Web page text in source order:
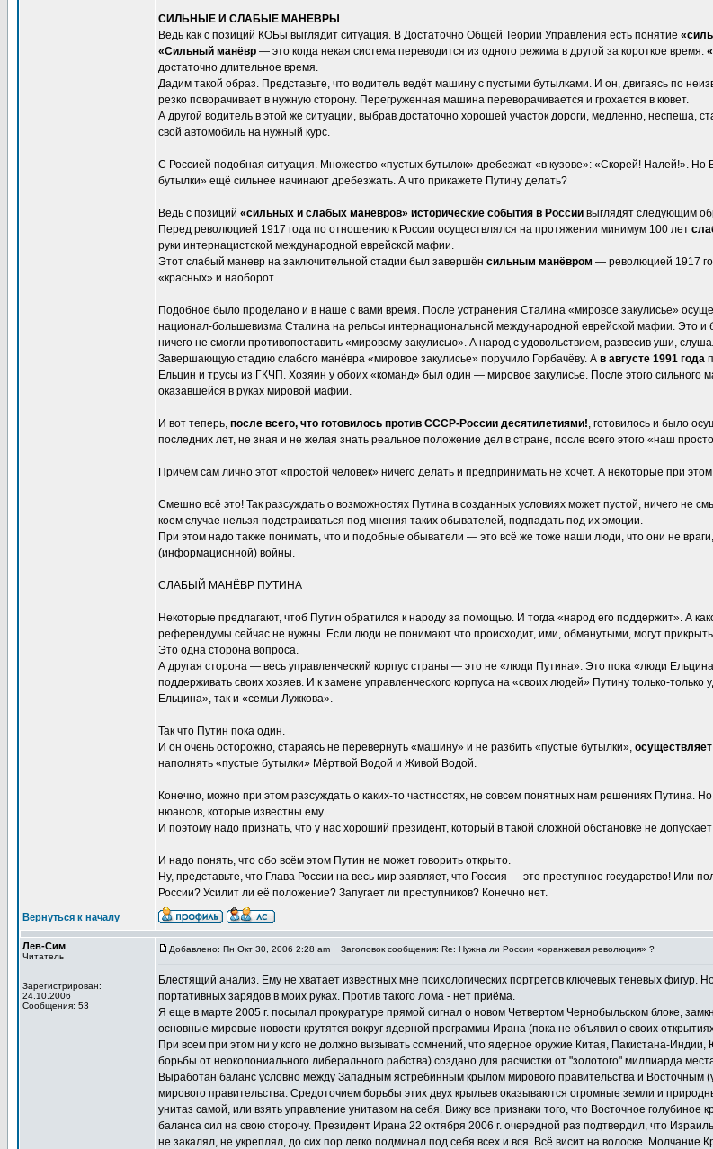
СИЛЬНЫЕ И СЛАБЫЕ МАНЁВРЫ
Ведь как с позиций КОБы выглядит ситуация. В Достаточно Общей Теории Управления есть понятие
«Сильный манёвр — это когда некая система переводится из одного режима в другой за короткое время.
достаточно длительное время.
Дадим такой образ. Представьте, что водитель ведёт машину с пустыми бутылками. И он, двигаясь по
резко поворачивает в нужную сторону. Перегруженная машина переворачивается и грохается в кювет.
А другой водитель в этой же ситуации, выбрав достаточно хорошей участок дороги, медленно,
свой автомобиль на нужный курс.
С Россией подобная ситуация. Множество «пустых бутылок» дребезжат «в кузове»: «Скорей! Налей!».
бутылки» ещё сильнее начинают дребезжать. А что прикажете Путину делать?
Ведь с позиций «сильных и слабых маневров» исторические события в России выглядят следующим
Перед революцией 1917 года по отношению к России осуществлялся на протяжении минимум 100 лет
руки интернацистской международной еврейской мафии.
Этот слабый маневр на заключительной стадии был завершён сильным манёвром — революцией 1917
«красных» и наоборот.
Подобное было проделано и в наше с вами время. После устранения Сталина «мировое закулисье»
национал-большевизма Сталина на рельсы интернациональной международной еврейской мафии. Это
ничего не смогли противопоставить «мировому закулисью». А народ с удовольствием, развесив уши,
Завершающую стадию слабого манёвра «мировое закулисье» поручило Горбачёву. А в августе 1991 года
Ельцин и трусы из ГКЧП. Хозяин у обоих «команд» был один — мировое закулисье. После этого сильного
оказавшейся в руках мировой мафии.
И вот теперь, после всего, что готовилось против СССР-России десятилетиями!, готовилось и было
последних лет, не зная и не желая знать реальное положение дел в стране, после всего этого «наш
Причём сам лично этот «простой человек» ничего делать и предпринимать не хочет. А некоторые при
Смешно всё это! Так разсуждать о возможностях Путина в созданных условиях может пустой, ничего
коем случае нельзя подстраиваться под мнения таких обывателей, подпадать под их эмоции.
При этом надо также понимать, что и подобные обыватели — это всё же тоже наши люди, что они не
(информационной) войны.
СЛАБЫЙ МАНЁВР ПУТИНА
Некоторые предлагают, чтоб Путин обратился к народу за помощью. И тогда «народ его поддержит». А
референдумы сейчас не нужны. Если люди не понимают что происходит, ими, обманутыми, могут
Это одна сторона вопроса.
А другая сторона — весь управленческий корпус страны — это не «люди Путина». Это пока «люди
поддерживать своих хозяев. И к замене управленческого корпуса на «своих людей» Путину только-
Ельцина», так и «семьи Лужкова».
Так что Путин пока один.
И он очень осторожно, стараясь не перевернуть «машину» и не разбить «пустые бутылки»,
наполнять «пустые бутылки» Мёртвой Водой и Живой Водой.
Конечно, можно при этом разсуждать о каких-то частностях, не совсем понятных нам решениях Путина.
нюансов, которые известны ему.
И поэтому надо признать, что у нас хороший президент, который в такой сложной обстановке не
И надо понять, что обо всём этом Путин не может говорить открыто.
Ну, представьте, что Глава России на весь мир заявляет, что Россия — это преступное государство!
России? Усилит ли её положение? Запугает ли преступников? Конечно нет.
Вернуться к началу
Лев-Сим
Читатель
Зарегистрирован:
24.10.2006
Сообщения: 53
Добавлено: Пн Окт 30, 2006 2:28 am Заголовок сообщения: Re: Нужна ли России «оранжевая революция» ?
Блестящий анализ. Ему не хватает известных мне психологических портретов ключевых теневых
портативных зарядов в моих руках. Против такого лома - нет приёма.
Я еще в марте 2005 г. посылал прокуратуре прямой сигнал о новом Четвертом Чернобыльском блоке,
основные мировые новости крутятся вокруг ядерной программы Ирана (пока не объявил о своих
При всем при этом ни у кого не должно вызывать сомнений, что ядерное оружие Китая, Пакистана-
борьбы от неоколониального либерального рабства) создано для расчистки от "золотого" миллиарда
Выработан баланс условно между Западным ястребинным крылом мирового правительства и
мирового правительства. Средоточием борьбы этих двух крыльев оказываются огромные земли и
унитаз самой, или взять управление унитазом на себя. Вижу все признаки того, что Восточное
баланса сил на свою сторону. Президент Ирана 22 октября 2006 г. очередной раз подтвердил, что
не закалял, не укреплял, до сих пор легко подминал под себя всех и вся. Всё висит на волоске. Молчание